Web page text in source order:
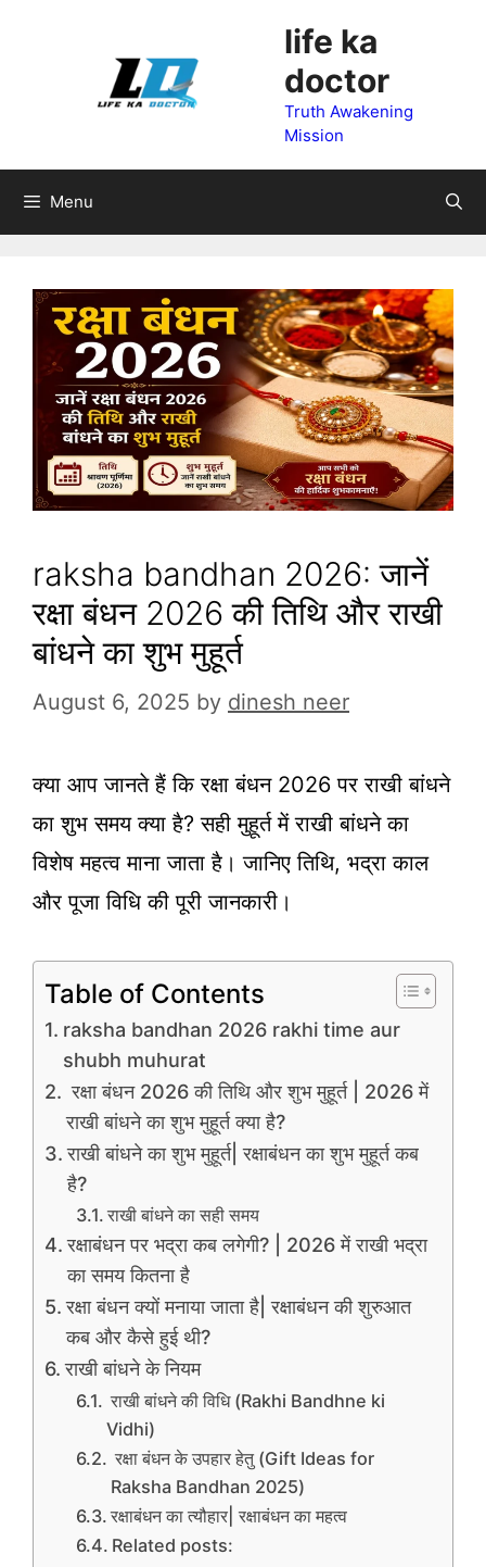
life ka
doctor
Truth Awakening
Mission
Menu
raksha bandhan 2026: जानें
रक्षा बंधन 2026 की तिथि और राखी
बांधने का शुभ मुहूर्त
August 6, 2025 by dinesh neer
क्या आप जानते हैं कि रक्षा बंधन 2026 पर राखी बांधने
का शुभ समय क्या है? सही मुहूर्त में राखी बांधने का
विशेष महत्व माना जाता है। जानिए तिथि, भद्रा काल
और पूजा विधि की पूरी जानकारी।
Table of Contents
raksha bandhan 2026 rakhi time aur
shubh muhurat
रक्षा बंधन 2026 की तिथि और शुभ मुहूर्त | 2026 में
राखी बांधने का शुभ मुहूर्त क्या है?
राखी बांधने का शुभ मुहूर्त| रक्षाबंधन का शुभ मुहूर्त कब
है?
राखी बांधने का सही समय
रक्षाबंधन पर भद्रा कब लगेगी? | 2026 में राखी भद्रा
का समय कितना है
रक्षा बंधन क्यों मनाया जाता है| रक्षाबंधन की शुरुआत
कब और कैसे हुई थी?
राखी बांधने के नियम
राखी बांधने की विधि (Rakhi Bandhne ki
Vidhi)
रक्षा बंधन के उपहार हेतु (Gift Ideas for
Raksha Bandhan 2025)
रक्षाबंधन का त्यौहार| रक्षाबंधन का महत्व
Related posts: